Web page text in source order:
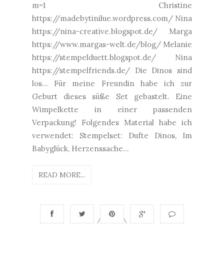
m=1 Christine
https://madebytinilue.wordpress.com/ Nina
https://nina-creative.blogspot.de/ Marga
https://www.margas-welt.de/blog/ Melanie
https://stempelduett.blogspot.de/ Nina
https://stempelfriends.de/ Die Dinos sind
los... Für meine Freundin habe ich zur
Geburt dieses süße Set gebastelt. Eine
Wimpelkette in einer passenden
Verpackung! Folgendes Material habe ich
verwendet: Stempelset: Dufte Dinos, Im
Babyglück, Herzenssache...
READ MORE...